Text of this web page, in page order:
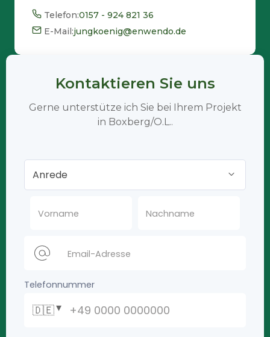
Telefon:0157 - 924 821 36
E-Mail:jungkoenig@enwendo.de
Kontaktieren Sie uns
Gerne unterstütze ich Sie bei Ihrem Projekt
in Boxberg/O.L..